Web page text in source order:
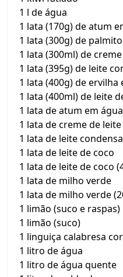
1 l de água
1 lata (170g) de atum
1 lata (300g) de
1 lata (300ml) de
1 lata (395g) de leite
1 lata (400g) de ervilha
1 lata (400ml) de leite
1 lata de atum em
1 lata de creme de leite
1 lata de leite
1 lata de leite de coco
1 lata de leite de coco
1 lata de milho verde
1 lata de milho verde
1 limão (suco e raspas)
1 limão (suco)
1 linguiça calabresa
1 litro de água
1 litro de água quente